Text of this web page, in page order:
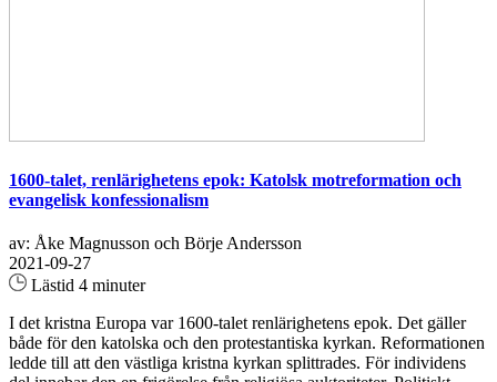
1600-talet, renlärighetens epok: Katolsk motreformation och
evangelisk konfessionalism
av: Åke Magnusson och Börje Andersson
2021-09-27
Lästid 4 minuter
I det kristna Europa var 1600-talet renlärighetens epok. Det gäller
både för den katolska och den protestantiska kyrkan. Reformationen
ledde till att den västliga kristna kyrkan splittrades. För individens